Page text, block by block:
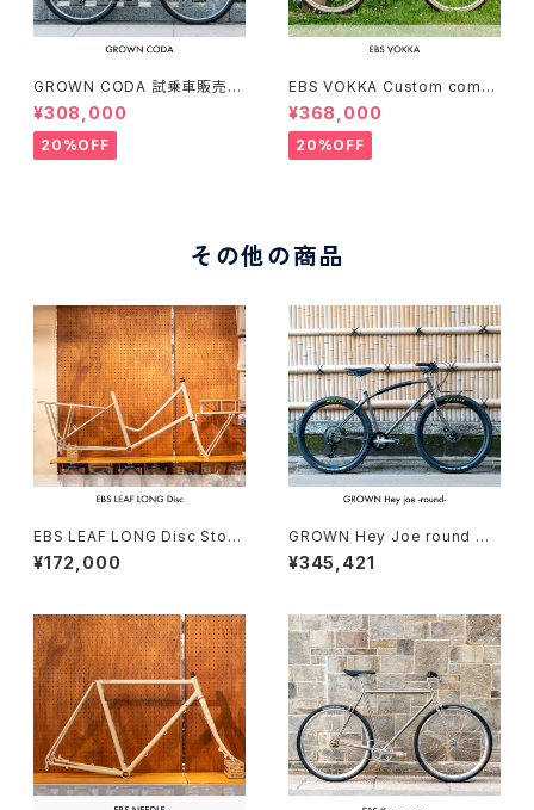
GROWN CODA 試乗車販売（1
66-174cm）
¥308,000
20%OFF
EBS VOKKA Custom compl
ete bike（166-173cm）
¥368,000
20%OFF
その他の商品
EBS LEAF LONG Disc Stoc
k frame Order（deposit）
¥172,000
GROWN Hey Joe round Cu
stom complete bike（165-1
75cm）
¥345,421